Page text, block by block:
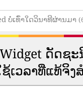
ບໍ່ເທົ່າໃດວິນາທີຜ່ານມາ
ດັດ​ຊ
ເວ​ລາ​ທີ່​ແທ້​ຈິງ​